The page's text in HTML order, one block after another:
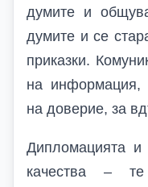
думите и
думите и се
приказки.
на информация,
на доверие, за
Дипломацията
качества –